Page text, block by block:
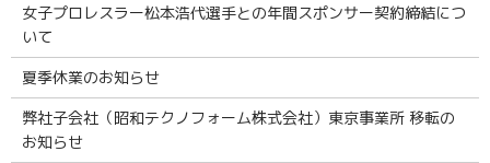
女子プロレスラー松本浩代選手との年間スポンサー契約締結につ
いて
夏季休業のお知らせ
弊社子会社（昭和テクノフォーム株式会社）東京事業所 移転の
お知らせ